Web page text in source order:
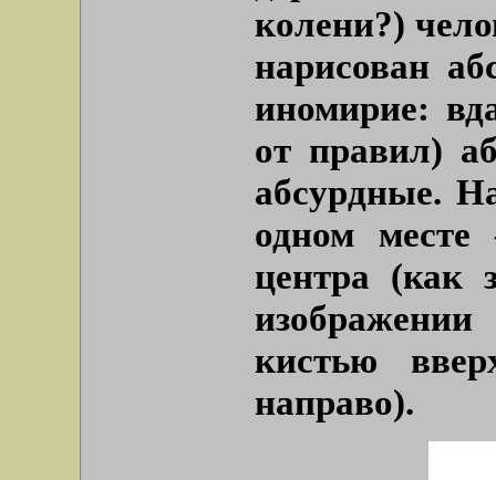
колени?)
нарисован
иномирие:
от правил)
абсурдные.
одном месте
центра (как
кистью
направо).